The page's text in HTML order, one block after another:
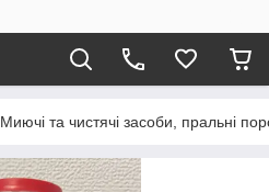
Миючі та чистячі засоби, пральні